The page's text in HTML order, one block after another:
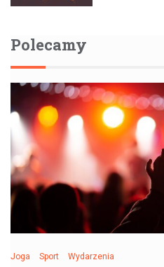
Polecamy
Joga Sport Wydarzenia